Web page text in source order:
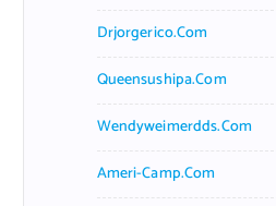
Drjorgerico.com
Queensushipa.com
Wendyweimerdds.com
Ameri-Camp.com